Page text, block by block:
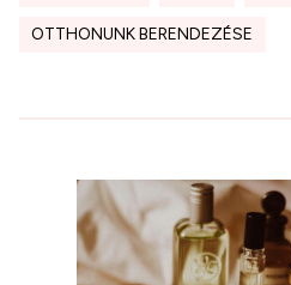
OTTHONUNK BERENDEZÉSE